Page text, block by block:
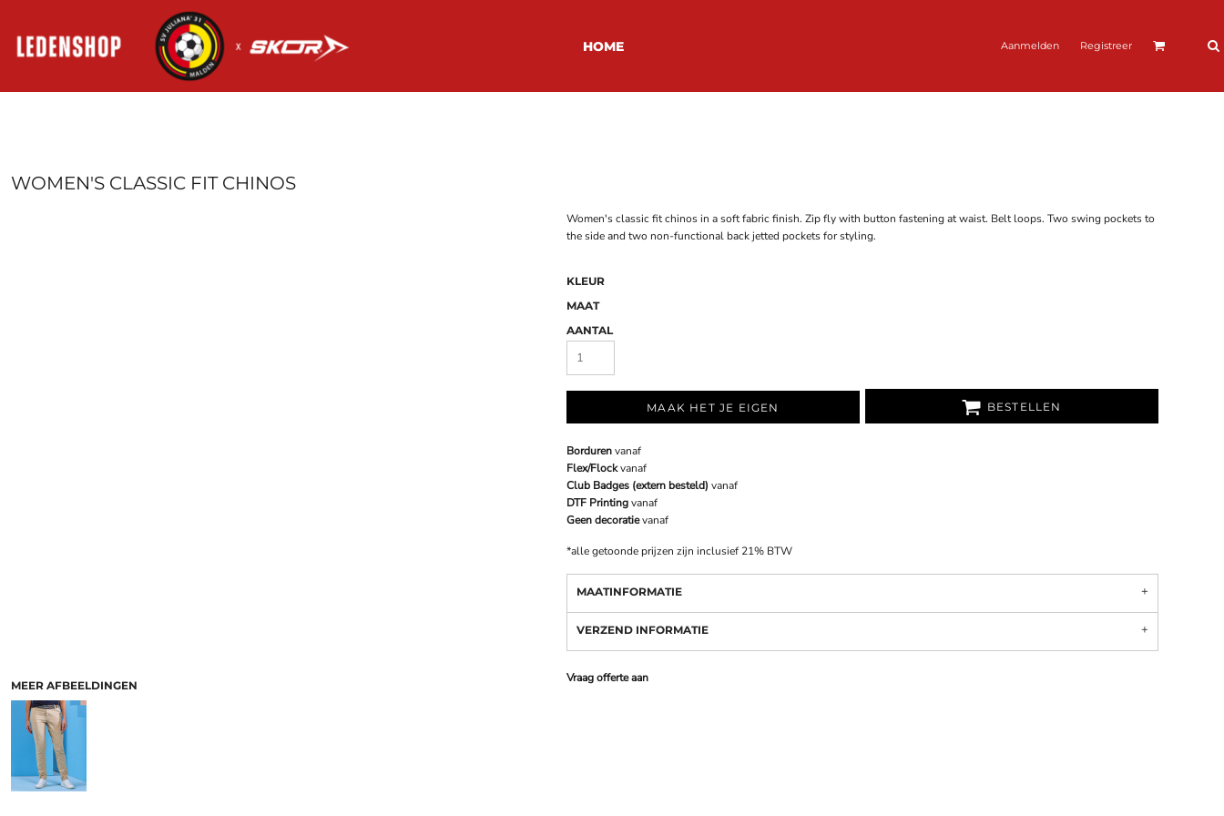
HOME Aanmelden Registreer
WOMEN'S CLASSIC FIT CHINOS
MEER AFBEELDINGEN
Women's classic fit chinos in a soft fabric finish. Zip fly with button fastening at waist. Belt loops. Two swing pockets to
the side and two non-functional back jetted pockets for styling.
KLEUR
MAAT
AANTAL
MAAK HET JE EIGEN BESTELLEN
Bordurenvanaf
Flex/Flockvanaf
Club Badges (extern besteld) vanaf
DTF Printingvanaf
Geen decoratievanaf
*alle getoonde prijzen zijn inclusief 21% BTW
MAATINFORMATIE
VERZEND INFORMATIE
Vraag offerte aan
REGISTREER